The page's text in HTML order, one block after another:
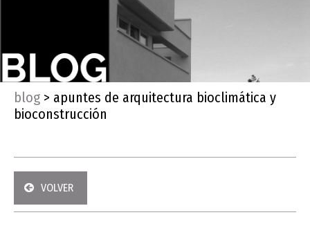
blog > apuntes de arquitectura bioclimática y
bioconstrucción
VOLVER